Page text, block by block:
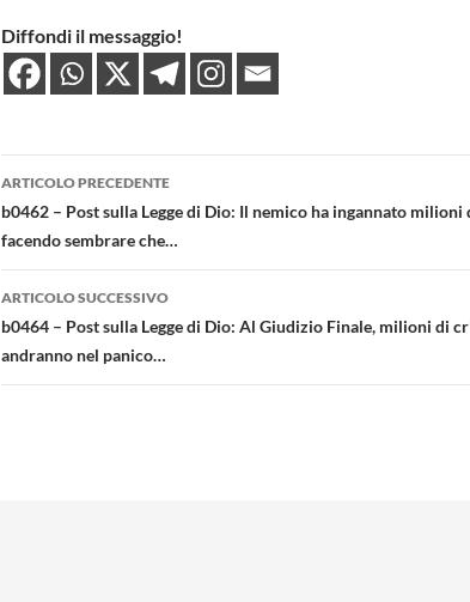
Diffondi il messaggio!
Navigazione
articolo
ARTICOLO PRECEDENTE
b0462 – Post sulla Legge di Dio: Il nemico ha ingannato milioni
facendo sembrare che…
ARTICOLO SUCCESSIVO
b0464 – Post sulla Legge di Dio: Al Giudizio Finale, milioni di
andranno nel panico…